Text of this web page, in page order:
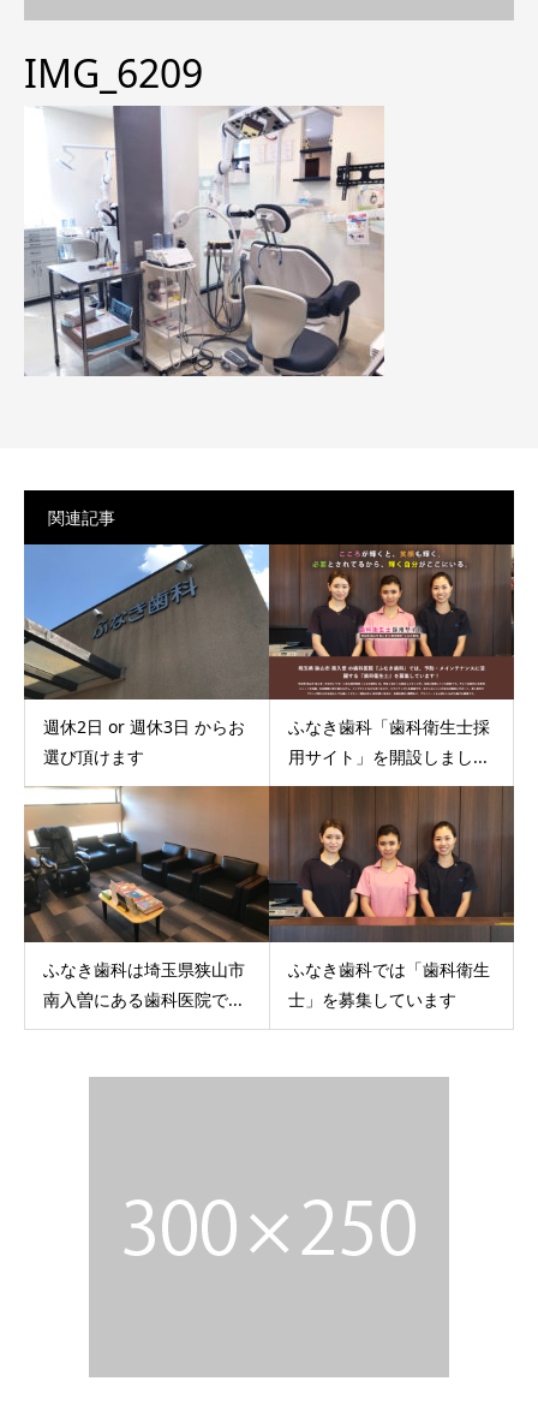
IMG_6209
関連記事
週休2日 or 週休3日 からお
選び頂けます
ふなき歯科「歯科衛生士採
用サイト」を開設しまし...
ふなき歯科は埼玉県狭山市
南入曽にある歯科医院で...
ふなき歯科では「歯科衛生
士」を募集しています